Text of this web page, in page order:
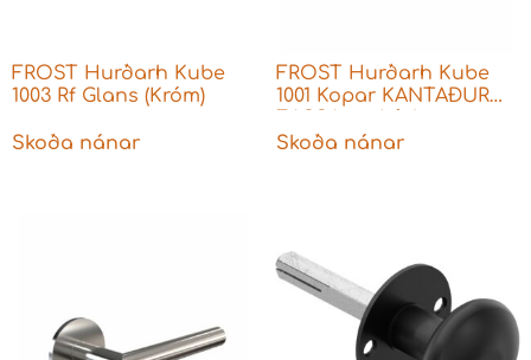
FROST Hurðarh Kube
1003 Rf Glans (Króm)
Skoða nánar
FROST Hurðarh Kube
1001 Kopar KANTAÐUR
læsingar
Skoða nánar